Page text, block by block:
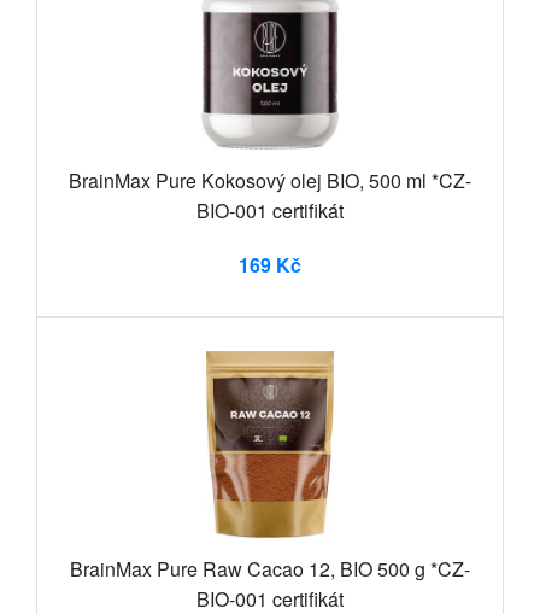
BrainMax Pure Kokosový olej BIO, 500 ml *CZ-
BIO-001 certifikát
169 Kč
BrainMax Pure Raw Cacao 12, BIO 500 g *CZ-
BIO-001 certifikát